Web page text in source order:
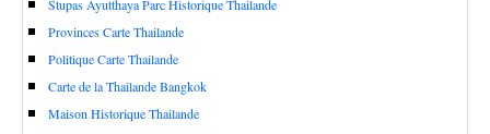
Stupas Ayutthaya Parc Historique Thailande
Provinces Carte Thailande
Politique Carte Thailande
Carte de la Thailande Bangkok
Maison Historique Thailande